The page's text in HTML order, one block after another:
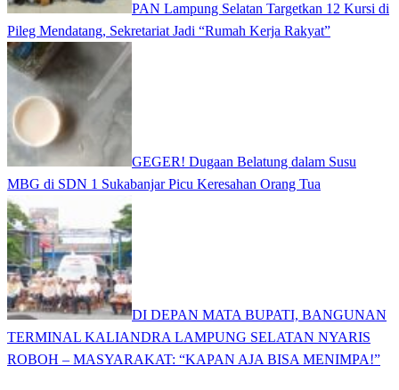
PAN Lampung Selatan Targetkan 12 Kursi di
Pileg Mendatang, Sekretariat Jadi “Rumah Kerja Rakyat”
GEGER! Dugaan Belatung dalam Susu
MBG di SDN 1 Sukabanjar Picu Keresahan Orang Tua
DI DEPAN MATA BUPATI, BANGUNAN
TERMINAL KALIANDRA LAMPUNG SELATAN NYARIS
ROBOH – MASYARAKAT: “KAPAN AJA BISA MENIMPA!”